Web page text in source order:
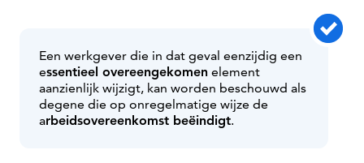
Een werkgever die in dat geval eenzijdig een
essentieel overeengekomen element
aanzienlijk wijzigt, kan worden beschouwd als
degene die op onregelmatige wijze de
arbeidsovereenkomst beëindigt.